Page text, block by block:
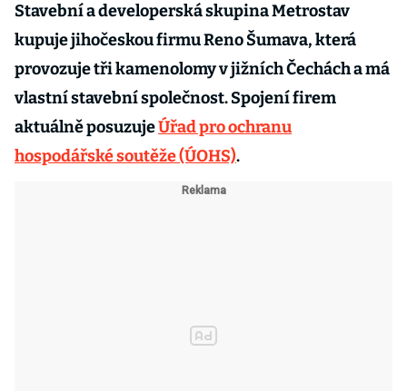
Stavební a developerská skupina Metrostav
kupuje jihočeskou firmu Reno Šumava, která
provozuje tři kamenolomy v jižních Čechách a má
vlastní stavební společnost. Spojení firem
aktuálně posuzujeÚřad pro ochranu
hospodářské soutěže (ÚOHS).